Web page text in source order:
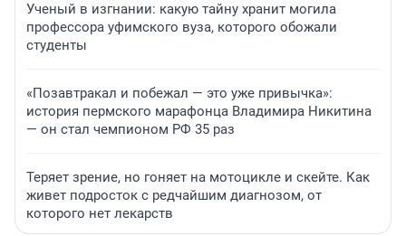
Ученый в изгнании: какую тайну хранит могила
профессора уфимского вуза, которого обожали
студенты
«Позавтракал и побежал — это уже привычка»:
история пермского марафонца Владимира Никитина
— он стал чемпионом РФ 35 раз
Теряет зрение, но гоняет на мотоцикле и скейте. Как
живет подросток с редчайшим диагнозом, от
которого нет лекарств